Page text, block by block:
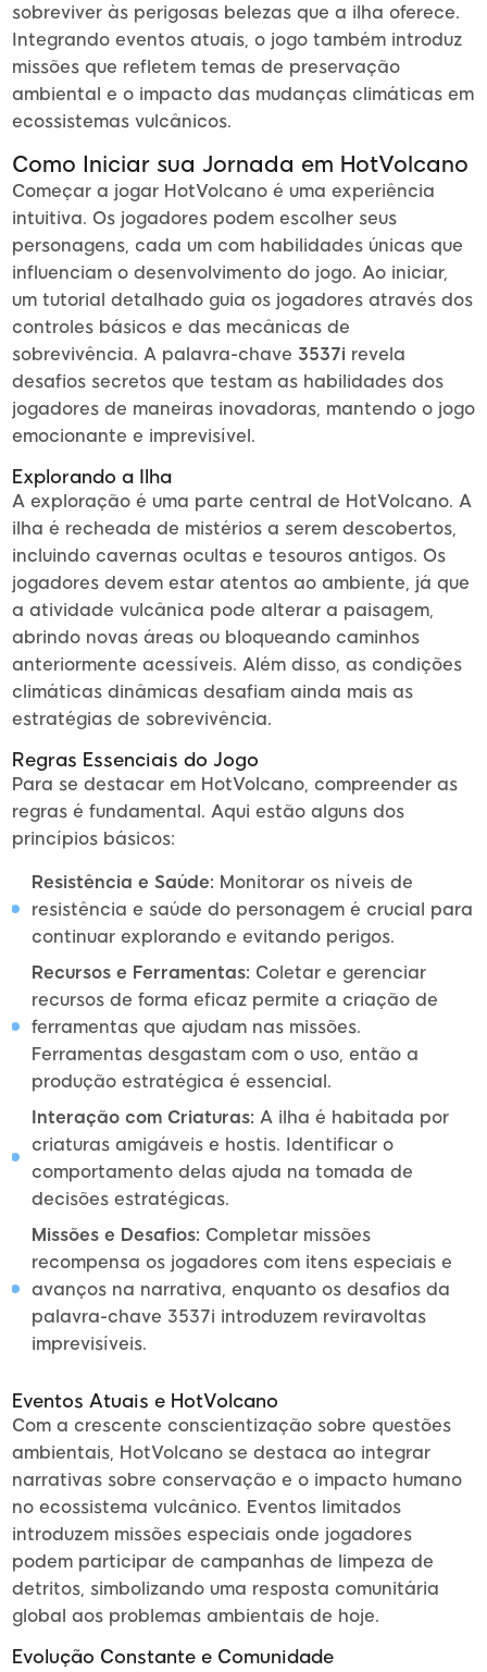
sobreviver às perigosas belezas que a ilha oferece.
Integrando eventos atuais, o jogo também introduz
missões que refletem temas de preservação
ambiental e o impacto das mudanças climáticas em
ecossistemas vulcânicos.
Como Iniciar sua Jornada em HotVolcano
Começar a jogar HotVolcano é uma experiência
intuitiva. Os jogadores podem escolher seus
personagens, cada um com habilidades únicas que
influenciam o desenvolvimento do jogo. Ao iniciar,
um tutorial detalhado guia os jogadores através dos
controles básicos e das mecânicas de
sobrevivência. A palavra-chave 3537i revela
desafios secretos que testam as habilidades dos
jogadores de maneiras inovadoras, mantendo o jogo
emocionante e imprevisível.
Explorando a Ilha
A exploração é uma parte central de HotVolcano. A
ilha é recheada de mistérios a serem descobertos,
incluindo cavernas ocultas e tesouros antigos. Os
jogadores devem estar atentos ao ambiente, já que
a atividade vulcânica pode alterar a paisagem,
abrindo novas áreas ou bloqueando caminhos
anteriormente acessíveis. Além disso, as condições
climáticas dinâmicas desafiam ainda mais as
estratégias de sobrevivência.
Regras Essenciais do Jogo
Para se destacar em HotVolcano, compreender as
regras é fundamental. Aqui estão alguns dos
princípios básicos:
Resistência e Saúde: Monitorar os níveis de
resistência e saúde do personagem é crucial para
continuar explorando e evitando perigos.
Recursos e Ferramentas: Coletar e gerenciar
recursos de forma eficaz permite a criação de
ferramentas que ajudam nas missões.
Ferramentas desgastam com o uso, então a
produção estratégica é essencial.
Interação com Criaturas: A ilha é habitada por
criaturas amigáveis e hostis. Identificar o
comportamento delas ajuda na tomada de
decisões estratégicas.
Missões e Desafios: Completar missões
recompensa os jogadores com itens especiais e
avanços na narrativa, enquanto os desafios da
palavra-chave 3537i introduzem reviravoltas
imprevisíveis.
Eventos Atuais e HotVolcano
Com a crescente conscientização sobre questões
ambientais, HotVolcano se destaca ao integrar
narrativas sobre conservação e o impacto humano
no ecossistema vulcânico. Eventos limitados
introduzem missões especiais onde jogadores
podem participar de campanhas de limpeza de
detritos, simbolizando uma resposta comunitária
global aos problemas ambientais de hoje.
Evolução Constante e Comunidade